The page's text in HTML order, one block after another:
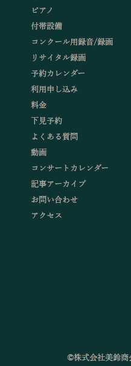
ピアノ
付帯設備
コンクール用録音/録画
リサイタル録画
予約カレンダー
利用申し込み
料金
下見予約
よくある質問
動画
コンサートカレンダー
記事アーカイブ
お問い合わせ
アクセス
©株式会社美鈴商